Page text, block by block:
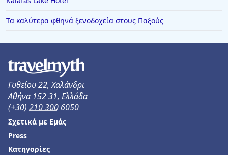
Τα καλύτερα φθηνά ξενοδοχεία στους Παξούς
Γυθείου 22, Χαλάνδρι
Αθήνα 152 31, Ελλάδα
(+30) 210 300 6050
Σχετικά με Εμάς
Press
Κατηγορίες